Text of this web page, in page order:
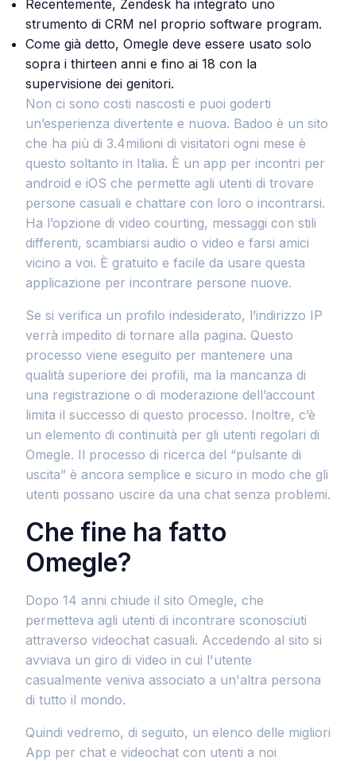
Recentemente, Zendesk ha integrato uno
strumento di CRM nel proprio software program.
Come già detto, Omegle deve essere usato solo
sopra i thirteen anni e fino ai 18 con la
supervisione dei genitori.
Non ci sono costi nascosti e puoi goderti
un’esperienza divertente e nuova. Badoo è un sito
che ha più di 3.4milioni di visitatori ogni mese è
questo soltanto in Italia. È un app per incontri per
android e iOS che permette agli utenti di trovare
persone casuali e chattare con loro o incontrarsi.
Ha l’opzione di video courting, messaggi con stili
differenti, scambiarsi audio o video e farsi amici
vicino a voi. È gratuito e facile da usare questa
applicazione per incontrare persone nuove.
Se si verifica un profilo indesiderato, l’indirizzo IP
verrà impedito di tornare alla pagina. Questo
processo viene eseguito per mantenere una
qualità superiore dei profili, ma la mancanza di
una registrazione o di moderazione dell’account
limita il successo di questo processo. Inoltre, c’è
un elemento di continuità per gli utenti regolari di
Omegle. Il processo di ricerca del “pulsante di
uscita” è ancora semplice e sicuro in modo che gli
utenti possano uscire da una chat senza problemi.
Che fine ha fatto
Omegle?
Dopo 14 anni chiude il sito Omegle, che
permetteva agli utenti di incontrare sconosciuti
attraverso videochat casuali. Accedendo al sito si
avviava un giro di video in cui l'utente
casualmente veniva associato a un'altra persona
di tutto il mondo.
Quindi vedremo, di seguito, un elenco delle migliori
App per chat e videochat con utenti a noi